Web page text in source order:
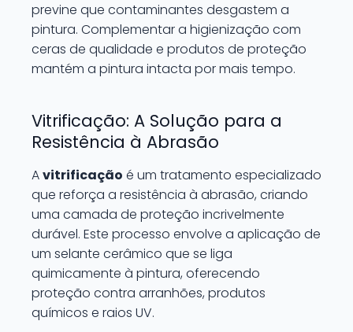
previne que contaminantes desgastem a
pintura. Complementar a higienização com
ceras de qualidade e produtos de proteção
mantém a pintura intacta por mais tempo.
Vitrificação: A Solução para a
Resistência à Abrasão
Avitrificação é um tratamento especializado
que reforça a resistência à abrasão, criando
uma camada de proteção incrivelmente
durável. Este processo envolve a aplicação de
um selante cerâmico que se liga
quimicamente à pintura, oferecendo
proteção contra arranhões, produtos
químicos e raios UV.